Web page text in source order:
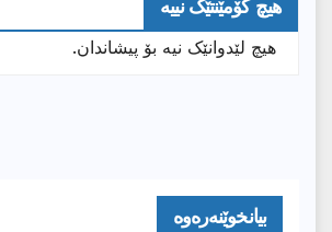
هیچ کۆمێنتێک نییە
هیچ لێدوانێک نیە بۆ پیشاندان.
بیانخوێنەرەوە